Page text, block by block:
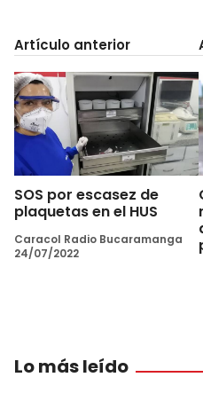
Artículo anterior
SOS por escasez de
plaquetas en el HUS
Caracol Radio Bucaramanga
24/07/2022
Lo más leído